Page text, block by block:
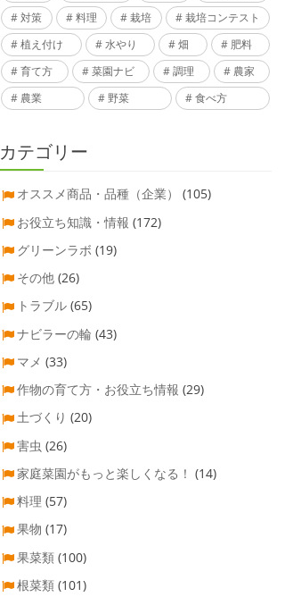
対策
料理 栽培
栽培コンテスト
植え付け
水やり 畑
肥料
育て方
菜園ナビ 調理
農家
農業
野菜 食べ方
カテゴリー
オススメ商品・品種（企業）
(105)
お役立ち知識・情報 (172)
グリーンラボ (19)
その他 (26)
トラブル (65)
ナビラーの輪 (43)
マメ (33)
作物の育て方・お役立ち情報 (29)
土づくり (20)
害虫 (26)
家庭菜園がもっと楽しくなる！ (14)
料理 (57)
果物 (17)
果菜類 (100)
根菜類 (101)